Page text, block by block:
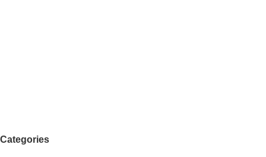
Categories